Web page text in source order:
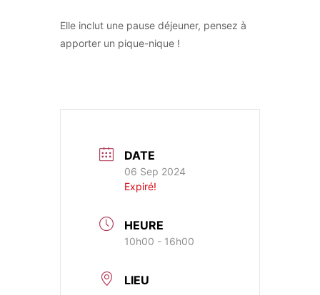
Elle inclut une pause déjeuner, pensez à
apporter un pique-nique !
DATE
06 Sep 2024
Expiré!
HEURE
10h00 - 16h00
LIEU